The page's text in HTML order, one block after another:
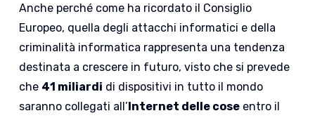
Anche perché come ha ricordato il Consiglio
Europeo, quella degli attacchi informatici e della
criminalità informatica rappresenta una tendenza
destinata a crescere in futuro, visto che si prevede
che 41 miliardi di dispositivi in tutto il mondo
saranno collegati all’Internet delle cose entro il